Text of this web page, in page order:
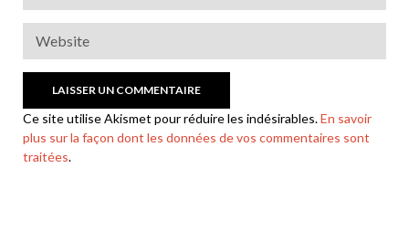
Ce site utilise Akismet pour réduire les indésirables.En savoir
plus sur la façon dont les données de vos commentaires sont
traitées.